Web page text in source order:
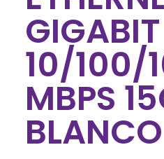
GIGABIT
10/100/
MBPS
BLANCO